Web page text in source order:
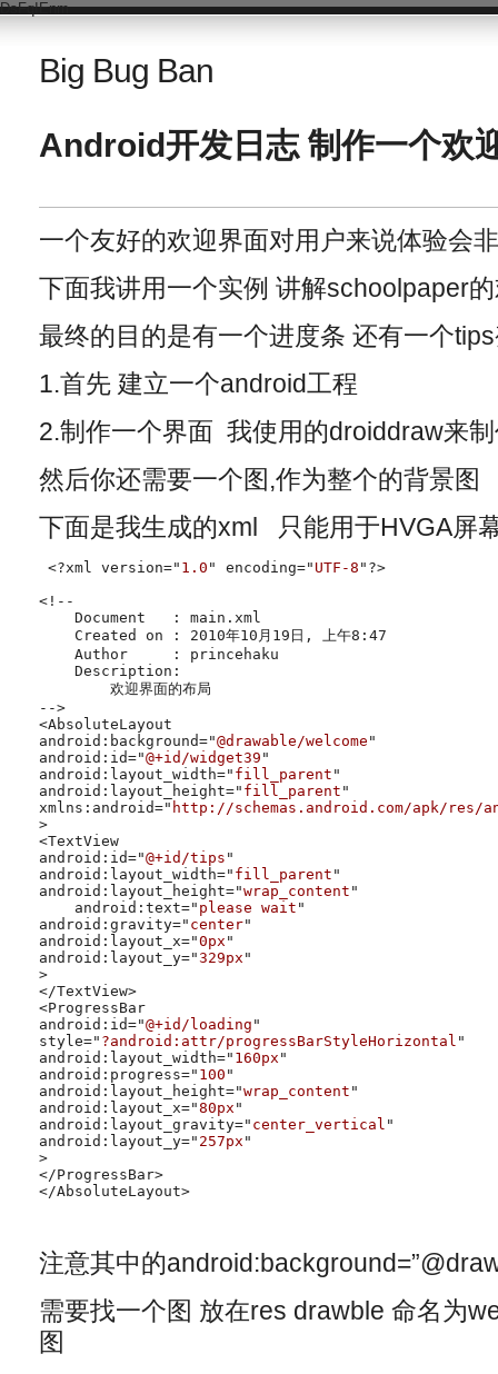
DsFqIEnm
Big Bug Ban
Android开发日志 制作一个欢
一个友好的欢迎界面对用户来说体验会
下面我讲用一个实例 讲解schoolpaper
最终的目的是有一个进度条 还有一个
1.首先 建立一个android工程
2.制作一个界面 我使用的droiddraw来
然后你还需要一个图,作为整个的背景图
下面是我生成的xml 只能用于HVGA屏
<?xml version=" 1.0 " encoding=" UTF-8 "?>
<!--
    Document   : main.xml
    Created on : 2010年10月19日, 上午8:47
    Author     : princehaku
    Description:
        欢迎界面的布局
-->
<AbsoluteLayout
android:background="@drawable/welcome "
android:id="@+id/widget39 "
android:layout_width=" fill_parent "
android:layout_height=" fill_parent "
xmlns:android=" http://schemas.android.com/apk/res/
>
<TextView
android:id="@+id/tips "
android:layout_width=" fill_parent "
android:layout_height="wrap_content "
    android:text="
please wait "
android:gravity=" center"
android:layout_x="0px "
android:layout_y="329px "
>
</TextView>
<ProgressBar
android:id="@+id/loading "
style=" ?android:attr/progressBarStyleHorizontal "
android:layout_width=" 160px "
android:progress=" 100 "
android:layout_height="wrap_content "
android:layout_x="80px "
android:layout_gravity=" center_vertical "
android:layout_y=" 257px "
>
</ProgressBar>
</AbsoluteLayout>
注意其中的
需要找一个图 放在res drawble 命名为
图